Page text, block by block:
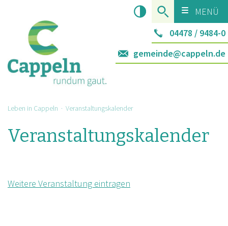
MENÜ
04478 / 9484-0
gemeinde@cappeln.de
Leben in Cappeln · Veranstaltungskalender
Veranstaltungskalender
Weitere Veranstaltung eintragen